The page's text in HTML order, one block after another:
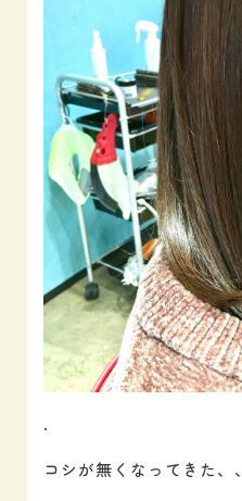
.
コシが無くなってきた、、